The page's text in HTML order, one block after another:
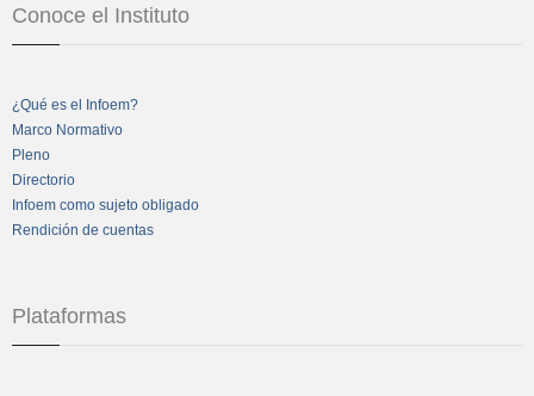
Conoce el Instituto
¿Qué es el Infoem?
Marco Normativo
Pleno
Directorio
Infoem como sujeto obligado
Rendición de cuentas
Plataformas